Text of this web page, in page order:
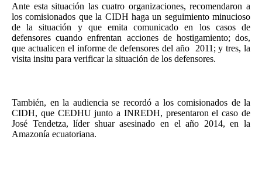
Ante esta situación las cuatro organizaciones, recomendaron a
los comisionados que la CIDH haga un seguimiento minucioso
de la situación y que emita comunicado en los casos de
defensores cuando enfrentan acciones de hostigamiento; dos,
que actualicen el informe de defensores del año 2011; y tres, la
visita insitu para verificar la situación de los defensores.
También, en la audiencia se recordó a los comisionados de la
CIDH, que CEDHU junto a INREDH, presentaron el caso de
José Tendetza, líder shuar asesinado en el año 2014, en la
Amazonía ecuatoriana.